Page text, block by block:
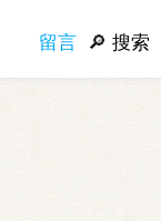
留言 搜索